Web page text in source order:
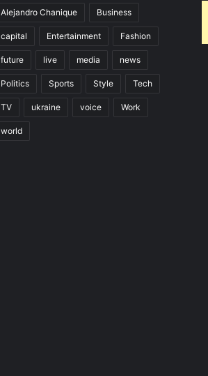
Alejandro Chanique Business
capital Entertainment Fashion
future live media news
Politics Sports Style Tech
TV ukraine voice Work
world